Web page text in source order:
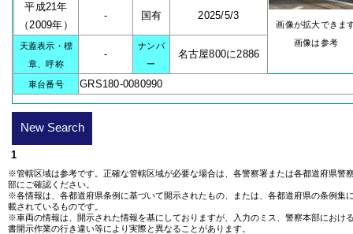
画像が拡大できま
画像は参考
平成21年
（2009年）
- 国有 2025/5/3
天蓋表示・標
章、呼称
-
ナンバ
ー
名古屋800に2886
車台番号 GRS180-0080990
New Search
1
※管轄区域は参考です。正確な管轄区域が必要な場合は、各警察署または各都道府県警
部にご確認ください。
※各情報は、各都道府県条例に基づいて開示されたもの、または、各都道府県の条例集
載されているものです。
※車両の情報は、開示された情報を基にしておりますが、入力のミス、警察本部におけ
書開示作業の行き違い等により実際と異なることがあります。